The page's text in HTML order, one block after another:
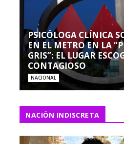
PSICÓLOGA CLÍNICA
EN EL METRO EN LA
GRIS”: EL LUGAR
CONTAGIOSO
NACIONAL
NACIÓN INDISCRETA